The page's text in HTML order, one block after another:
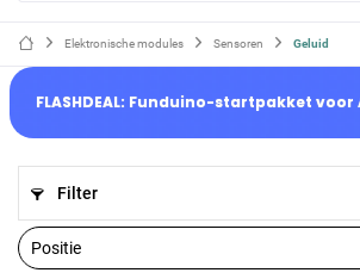
Elektronische modules Sensoren Geluid
FLASHDEAL: Funduino-startpakket
Filter